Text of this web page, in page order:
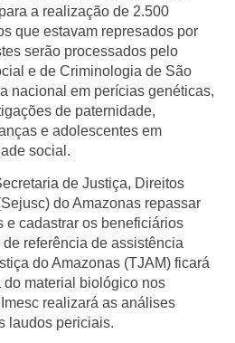
a realização de 2.500
que estavam represados por
serão processados pelo
e de Criminologia de São
nacional em perícias genéticas,
de paternidade,
e adolescentes em
social.
de Justiça, Direitos
do Amazonas repassar
e cadastrar os beneficiários
referência de assistência
do Amazonas (TJAM) ficará
material biológico nos
realizará as análises
laudos periciais.